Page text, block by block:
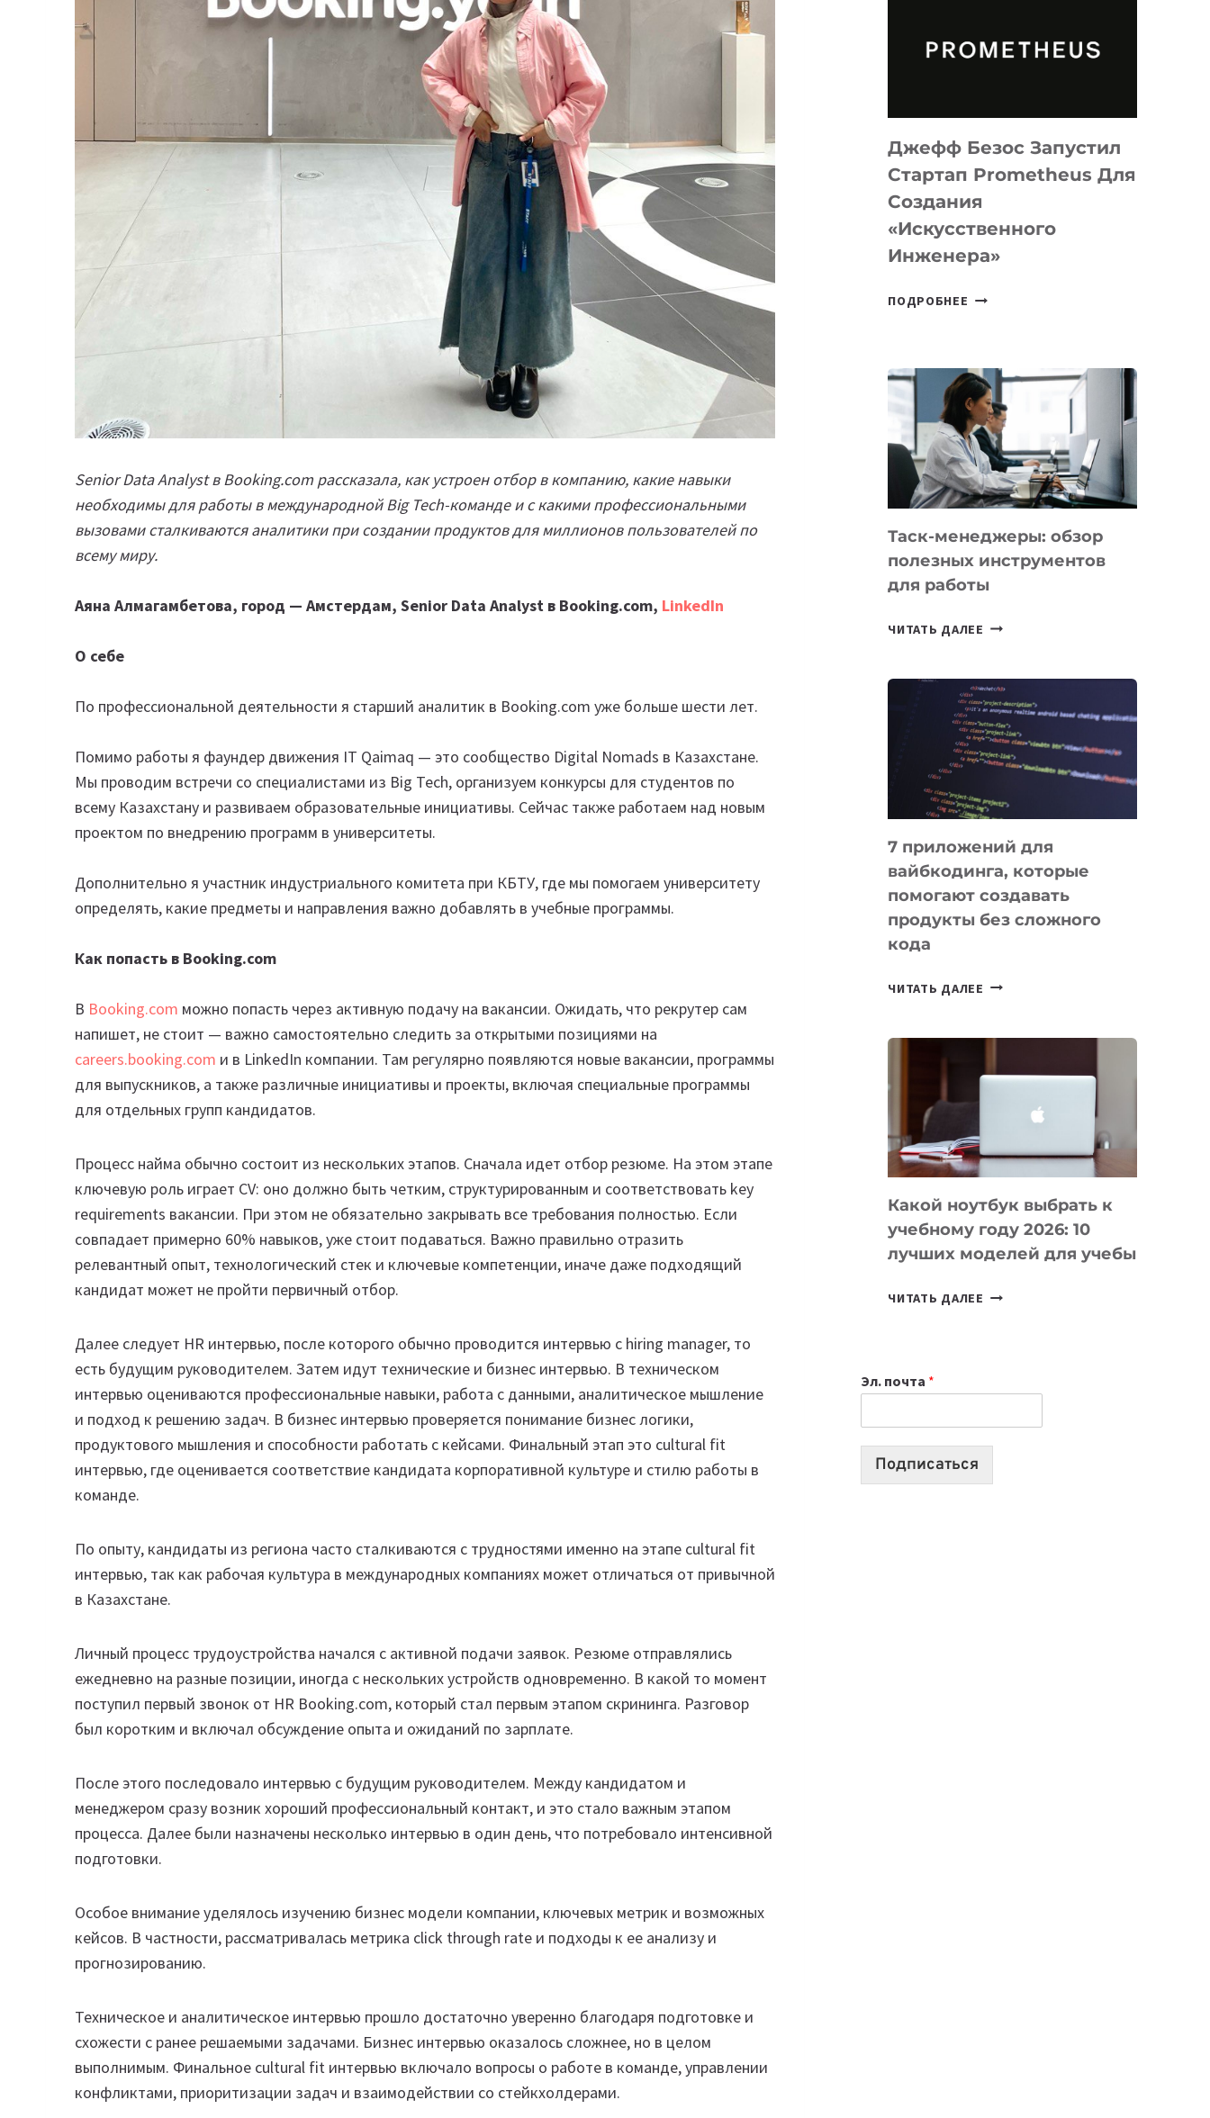
Senior Data Analyst в Booking.com рассказала, как устроен отбор в компанию, какие навыки
необходимы для работы в международной Big Tech-команде и с какими профессиональными
вызовами сталкиваются аналитики при создании продуктов для миллионов пользователей по
всему миру.
Аяна Алмагамбетова, город — Амстердам, Senior Data Analyst в Booking.com, LinkedIn
О себе
По профессиональной деятельности я старший аналитик в Booking.com уже больше шести лет.
Помимо работы я фаундер движения IT Qaimaq — это сообщество Digital Nomads в Казахстане.
Мы проводим встречи со специалистами из Big Tech, организуем конкурсы для студентов по
всему Казахстану и развиваем образовательные инициативы. Сейчас также работаем над новым
проектом по внедрению программ в университеты.
Дополнительно я участник индустриального комитета при КБТУ, где мы помогаем университету
определять, какие предметы и направления важно добавлять в учебные программы.
Как попасть в Booking.com
В Booking.com можно попасть через активную подачу на вакансии. Ожидать, что рекрутер сам
напишет, не стоит — важно самостоятельно следить за открытыми позициями на
careers.booking.com и в LinkedIn компании. Там регулярно появляются новые вакансии, программы
для выпускников, а также различные инициативы и проекты, включая специальные программы
для отдельных групп кандидатов.
Процесс найма обычно состоит из нескольких этапов. Сначала идет отбор резюме. На этом этапе
ключевую роль играет CV: оно должно быть четким, структурированным и соответствовать key
requirements вакансии. При этом не обязательно закрывать все требования полностью. Если
совпадает примерно 60% навыков, уже стоит подаваться. Важно правильно отразить
релевантный опыт, технологический стек и ключевые компетенции, иначе даже подходящий
кандидат может не пройти первичный отбор.
Далее следует HR интервью, после которого обычно проводится интервью с hiring manager, то
есть будущим руководителем. Затем идут технические и бизнес интервью. В техническом
интервью оцениваются профессиональные навыки, работа с данными, аналитическое мышление
и подход к решению задач. В бизнес интервью проверяется понимание бизнес логики,
продуктового мышления и способности работать с кейсами. Финальный этап это cultural fit
интервью, где оценивается соответствие кандидата корпоративной культуре и стилю работы в
команде.
По опыту, кандидаты из региона часто сталкиваются с трудностями именно на этапе cultural fit
интервью, так как рабочая культура в международных компаниях может отличаться от привычной
в Казахстане.
Личный процесс трудоустройства начался с активной подачи заявок. Резюме отправлялись
ежедневно на разные позиции, иногда с нескольких устройств одновременно. В какой то момент
поступил первый звонок от HR Booking.com, который стал первым этапом скрининга. Разговор
был коротким и включал обсуждение опыта и ожиданий по зарплате.
После этого последовало интервью с будущим руководителем. Между кандидатом и
менеджером сразу возник хороший профессиональный контакт, и это стало важным этапом
процесса. Далее были назначены несколько интервью в один день, что потребовало интенсивной
подготовки.
Особое внимание уделялось изучению бизнес модели компании, ключевых метрик и возможных
кейсов. В частности, рассматривалась метрика click through rate и подходы к ее анализу и
прогнозированию.
Техническое и аналитическое интервью прошло достаточно уверенно благодаря подготовке и
схожести с ранее решаемыми задачами. Бизнес интервью оказалось сложнее, но в целом
выполнимым. Финальное cultural fit интервью включало вопросы о работе в команде, управлении
конфликтами, приоритизации задач и взаимодействии со стейкхолдерами.
ДЛЯ
И
LINUX
Джефф Безос Запустил
Стартап Prometheus Для
Создания
«искусственного
Инженера»
ПОДРОБНЕЕ ДЖЕФФ
PROMETHEUS
ДЛЯ
СОЗДАНИЯ
«ИСКУССТВЕННОГО
ИНЖЕНЕРА»
Таск-менеджеры: обзор
полезных инструментов
для работы
ЧИТАТЬ ДАЛЕЕ ТАСК-
ПОЛЕЗНЫХ
ИНСТРУМЕНТОВ
ДЛЯ
РАБОТЫ
7 приложений для
вайбкодинга, которые
помогают создавать
продукты без сложного
кода
ЧИТАТЬ ДАЛЕЕ
КОТОРЫЕ
СОЗДАВАТЬ
БЕЗ
КОДА
Какой ноутбук выбрать к
учебному году 2026: 10
лучших моделей для учебы
ЧИТАТЬ ДАЛЕЕ КАКОЙ
2026:
10
Эл. почта *
Подписаться